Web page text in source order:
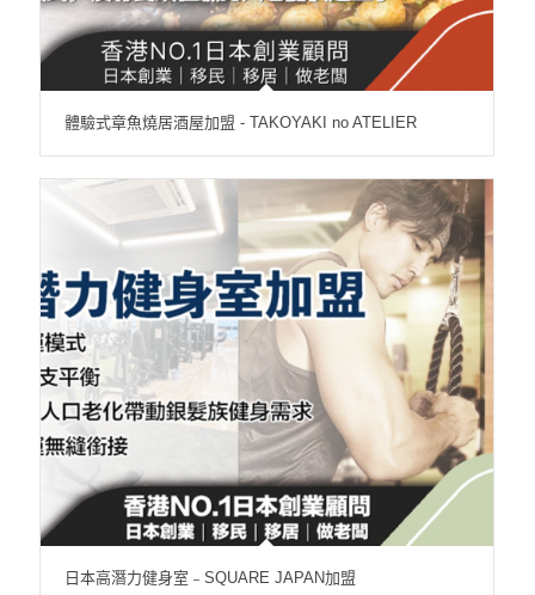
體驗式章魚燒居酒屋加盟 - TAKOYAKI no ATELIER
日本高潛力健身室﹣SQUARE JAPAN加盟